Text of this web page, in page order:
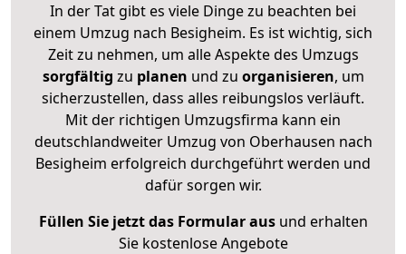
In der Tat gibt es viele Dinge zu beachten bei
einem Umzug nach Besigheim. Es ist wichtig, sich
Zeit zu nehmen, um alle Aspekte des Umzugs
sorgfältig zu planen und zu organisieren, um
sicherzustellen, dass alles reibungslos verläuft.
Mit der richtigen Umzugsfirma kann ein
deutschlandweiter Umzug von Oberhausen nach
Besigheim erfolgreich durchgeführt werden und
dafür sorgen wir.
Füllen Sie jetzt das Formular ausund erhalten
Sie kostenlose Angebote